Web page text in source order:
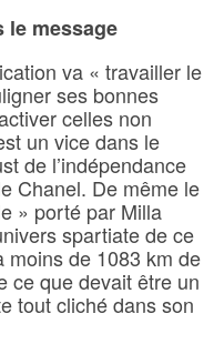
le message
va « travailler le
ses bonnes
celles non
un vice dans le
de l’indépendance
Chanel. De même le
» porté par Milla
spartiate de ce
moins de 1083 km de
ce que devait être un
tout cliché dans son